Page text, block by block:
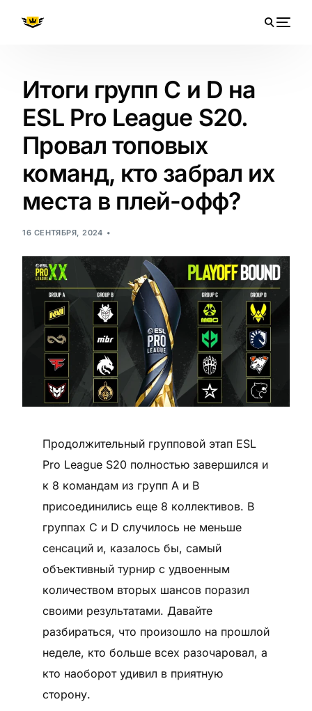
Итоги групп C и D на
ESL Pro League S20.
Провал топовых
команд, кто забрал их
места в плей-офф?
16 СЕНТЯБРЯ, 2024
Продолжительный групповой этап ESL
Pro League S20 полностью завершился и
к 8 командам из групп A и B
присоединились еще 8 коллективов. В
группах C и D случилось не меньше
сенсаций и, казалось бы, самый
объективный турнир с удвоенным
количеством вторых шансов поразил
своими результатами. Давайте
разбираться, что произошло на прошлой
неделе, кто больше всех разочаровал, а
кто наоборот удивил в приятную
сторону.